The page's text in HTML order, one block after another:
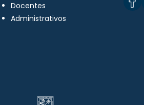
Docentes
Administrativos